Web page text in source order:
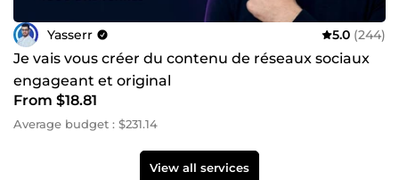
Yasserr 5.0 (244)
Je vais vous créer du contenu de réseaux sociaux
engageant et original
From $18.81
Average budget : $231.14
View all services